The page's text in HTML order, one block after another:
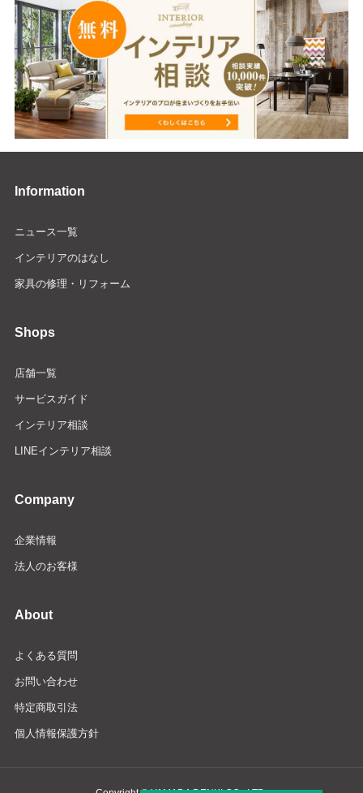
Information
ニュース一覧
インテリアのはなし
家具の修理・リフォーム
Shops
店舗一覧
サービスガイド
インテリア相談
LINEインテリア相談
Company
企業情報
法人のお客様
About
よくある質問
お問い合わせ
特定商取引法
個人情報保護方針